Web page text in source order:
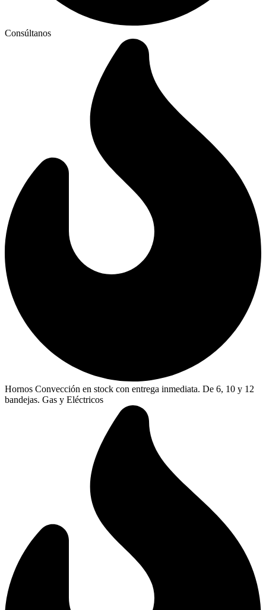
Consúltanos
Hornos Convección en stock con entrega inmediata. De 6, 10 y 12
bandejas. Gas y Eléctricos